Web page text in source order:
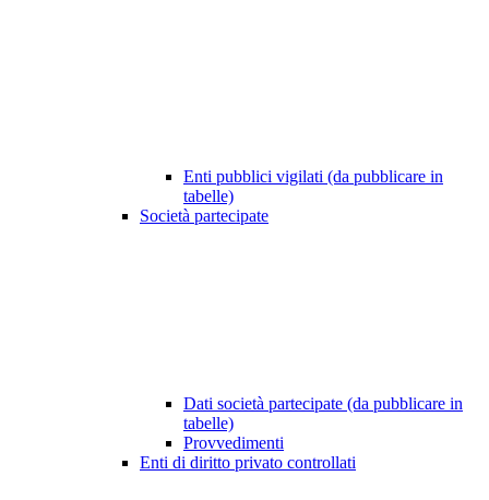
Enti pubblici vigilati (da pubblicare in
tabelle)
Società partecipate
Dati società partecipate (da pubblicare in
tabelle)
Provvedimenti
Enti di diritto privato controllati